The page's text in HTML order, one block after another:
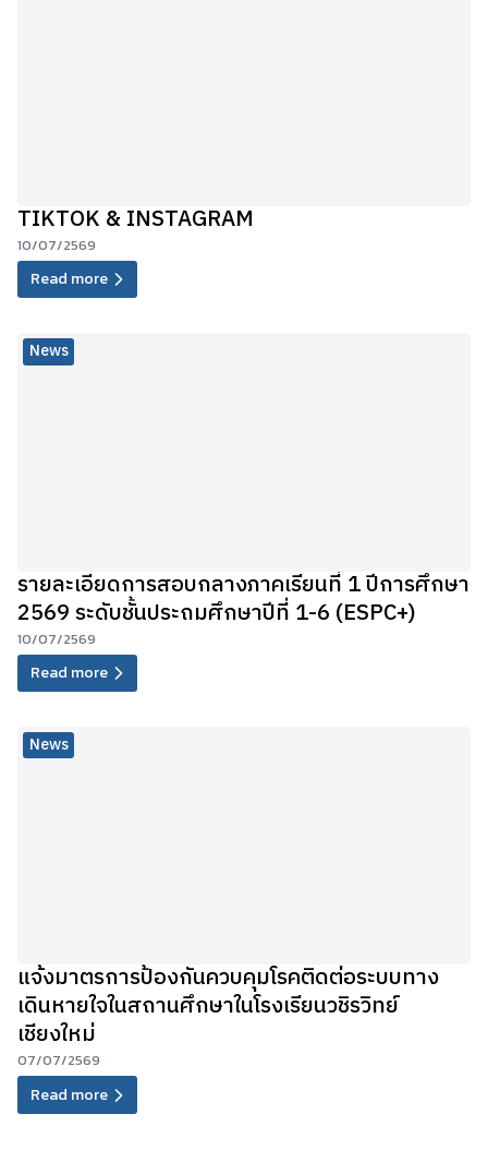
TIKTOK & INSTAGRAM
10/07/2569
Read more
News
รายละเอียดการสอบกลางภาคเรียนที่ 1 ปีการศึกษา
2569 ระดับชั้นประถมศึกษาปีที่ 1-6 (ESPC+)
10/07/2569
Read more
News
แจ้งมาตรการป้องกันควบคุมโรคติดต่อระบบทาง
เดินหายใจในสถานศึกษาในโรงเรียนวชิรวิทย์
เชียงใหม่
07/07/2569
Read more